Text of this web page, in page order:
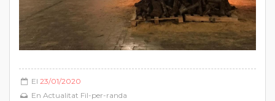
El 23/01/2020
En Actualitat Fil-per-randa